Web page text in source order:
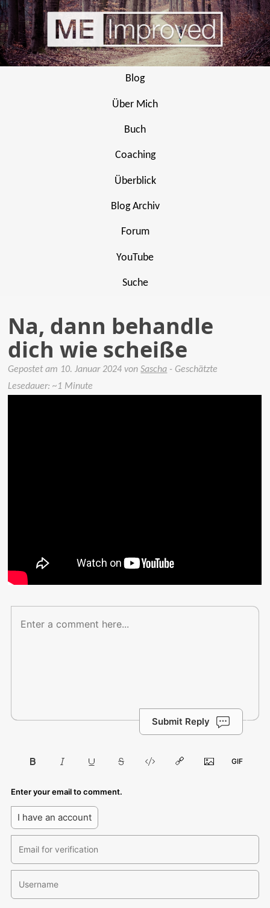
Blog
Über Mich
Buch
Coaching
Überblick
Blog Archiv
Forum
YouTube
Suche
Na, dann behandle
dich wie scheiße
Gepostet am 10. Januar 2024vonSascha - Geschätzte
Lesedauer: ~1 Minute
Submit Reply
Enter your email to comment.
I have an account